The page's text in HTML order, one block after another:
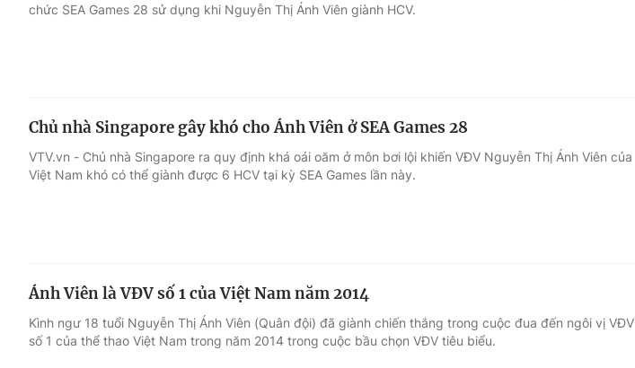
chức SEA Games 28 sử dụng khi Nguyễn Thị Ánh Viên giành HCV.
Chủ nhà Singapore gây khó cho Ánh Viên ở SEA Games 28
VTV.vn - Chủ nhà Singapore ra quy định khá oái oăm ở môn bơi lội khiến VĐV Nguyễn Thị Ánh Viên của
Việt Nam khó có thể giành được 6 HCV tại kỳ SEA Games lần này.
Ánh Viên là VĐV số 1 của Việt Nam năm 2014
Kình ngư 18 tuổi Nguyễn Thị Ánh Viên (Quân đội) đã giành chiến thắng trong cuộc đua đến ngôi vị VĐV
số 1 của thể thao Việt Nam trong năm 2014 trong cuộc bầu chọn VĐV tiêu biểu.